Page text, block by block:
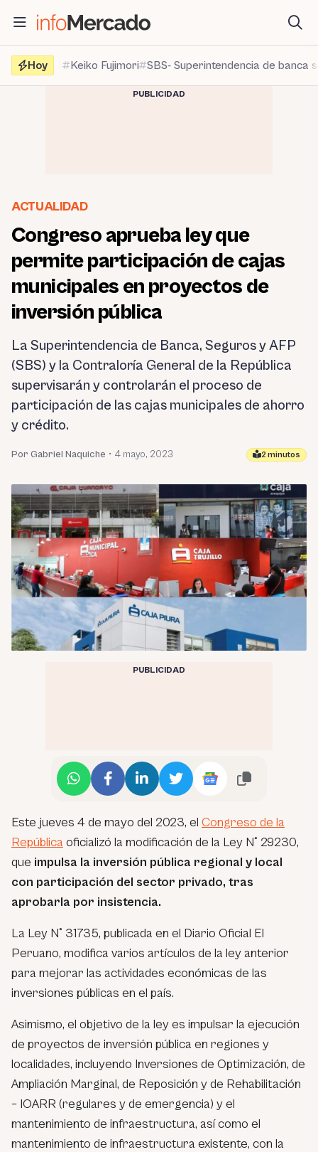
contenido
Hoy
Keiko Fujimori SBS- Superintendencia de banca
PUBLICIDAD
ACTUALIDAD
Congreso aprueba ley que
permite participación de cajas
municipales en proyectos de
inversión pública
La Superintendencia de Banca, Seguros y AFP
(SBS) y la Contraloría General de la República
supervisarán y controlarán el proceso de
participación de las cajas municipales de ahorro
y crédito.
Por Gabriel Naquiche • 4 mayo, 2023 2 minutos
PUBLICIDAD
Este jueves 4 de mayo del 2023, el Congreso de la
República oficializó la modificación de la Ley N° 29230,
que impulsa la inversión pública regional y local
con participación del sector privado, tras
aprobarla por insistencia.
La Ley N° 31735, publicada en el Diario Oficial El
Peruano, modifica varios artículos de la ley anterior
para mejorar las actividades económicas de las
inversiones públicas en el país.
Asimismo, el objetivo de la ley es impulsar la ejecución
de proyectos de inversión pública en regiones y
localidades, incluyendo Inversiones de Optimización, de
Ampliación Marginal, de Reposición y de Rehabilitación
– IOARR (regulares y de emergencia) y el
mantenimiento de infraestructura, así como el
mantenimiento de infraestructura existente, con la